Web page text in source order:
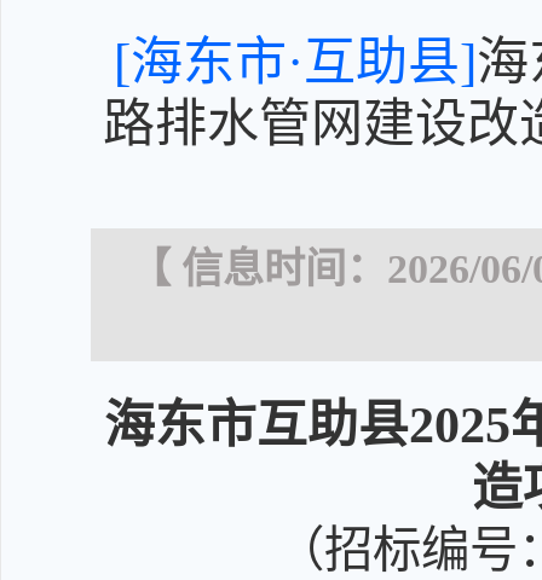
[海东市·互助县]海
路排水管网建设
【 信息时间：2026/
海东市互助县2025
造
（招标编号